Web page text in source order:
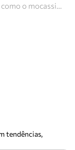
o mocassi…
tendências,